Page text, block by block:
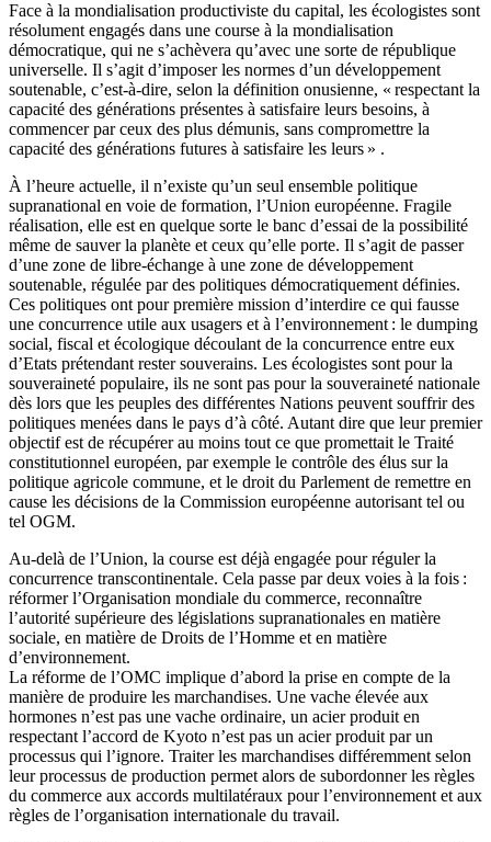
Face à la mondialisation productiviste du capital, les écologistes sont
résolument engagés dans une course à la mondialisation
démocratique, qui ne s’achèvera qu’avec une sorte de république
universelle. Il s’agit d’imposer les normes d’un développement
soutenable, c’est-à-dire, selon la définition onusienne, « respectant la
capacité des générations présentes à satisfaire leurs besoins, à
commencer par ceux des plus démunis, sans compromettre la
capacité des générations futures à satisfaire les leurs » .
À l’heure actuelle, il n’existe qu’un seul ensemble politique
supranational en voie de formation, l’Union européenne. Fragile
réalisation, elle est en quelque sorte le banc d’essai de la possibilité
même de sauver la planète et ceux qu’elle porte. Il s’agit de passer
d’une zone de libre-échange à une zone de développement
soutenable, régulée par des politiques démocratiquement définies.
Ces politiques ont pour première mission d’interdire ce qui fausse
une concurrence utile aux usagers et à l’environnement : le dumping
social, fiscal et écologique découlant de la concurrence entre eux
d’Etats prétendant rester souverains. Les écologistes sont pour la
souveraineté populaire, ils ne sont pas pour la souveraineté nationale
dès lors que les peuples des différentes Nations peuvent souffrir des
politiques menées dans le pays d’à côté. Autant dire que leur premier
objectif est de récupérer au moins tout ce que promettait le Traité
constitutionnel européen, par exemple le contrôle des élus sur la
politique agricole commune, et le droit du Parlement de remettre en
cause les décisions de la Commission européenne autorisant tel ou
tel OGM.
Au-delà de l’Union, la course est déjà engagée pour réguler la
concurrence transcontinentale. Cela passe par deux voies à la fois :
réformer l’Organisation mondiale du commerce, reconnaître
l’autorité supérieure des législations supranationales en matière
sociale, en matière de Droits de l’Homme et en matière
d’environnement.
La réforme de l’OMC implique d’abord la prise en compte de la
manière de produire les marchandises. Une vache élevée aux
hormones n’est pas une vache ordinaire, un acier produit en
respectant l’accord de Kyoto n’est pas un acier produit par un
processus qui l’ignore. Traiter les marchandises différemment selon
leur processus de production permet alors de subordonner les règles
du commerce aux accords multilatéraux pour l’environnement et aux
règles de l’organisation internationale du travail.